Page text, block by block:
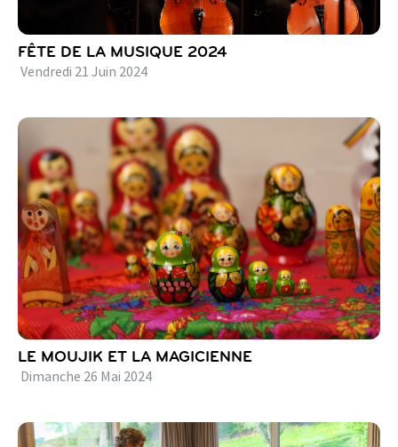
FÊTE DE LA MUSIQUE 2024
Vendredi 21 Juin 2024
LE MOUJIK ET LA MAGICIENNE
Dimanche 26 Mai 2024